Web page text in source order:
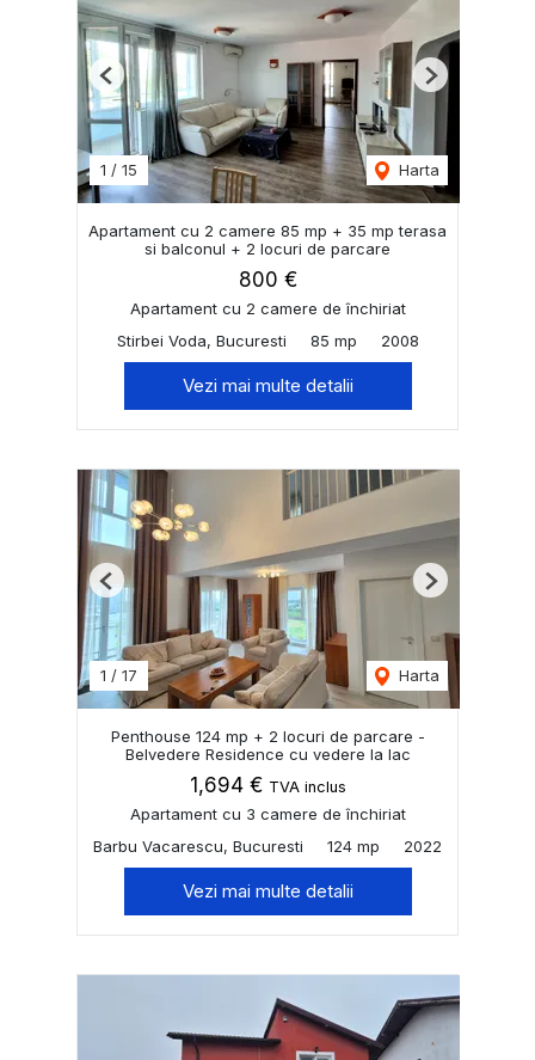
1 / 15 Harta
Previous Next
Apartament cu 2 camere 85 mp + 35 mp terasa
si balconul + 2 locuri de parcare
800 €
Apartament cu 2 camere de închiriat
Stirbei Voda, Bucuresti
85 mp 2008
Vezi mai multe detalii
1 / 17 Harta
Previous Next
Penthouse 124 mp + 2 locuri de parcare -
Belvedere Residence cu vedere la lac
1,694 € TVA inclus
Apartament cu 3 camere de închiriat
Barbu Vacarescu, Bucuresti
124 mp 2022
Vezi mai multe detalii